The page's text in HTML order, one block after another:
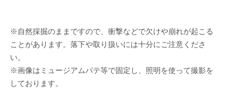
※自然採掘のままですので、衝撃などで欠けや崩れが起こる
ことがあります。落下や取り扱いには十分にご注意くださ
い。
※画像はミュージアムパテ等で固定し、照明を使って撮影を
しております。